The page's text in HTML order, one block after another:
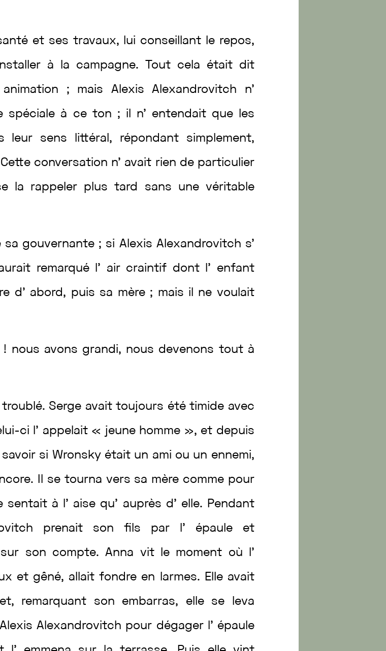
et ses travaux, lui conseillant le repos,
à la campagne. Tout cela était dit
animation ; mais AlexisAlexandrovitch n’
spéciale à ce ton ; il n’ entendait que les
leur sens littéral , répondant simplement,
Cette conversation n’ avait rien de particulier
la rappeler plustard sans une véritable
sa gouvernante ; si Alexis Alexandrovitch s’
remarqué l’ air craintif dont l’ enfant
d’ abord, puis sa mère ; mais il ne voulait
! nous avons grandi, nous devenons tout à
troublé. Serge avaittoujours ététimide avec
ci l’ appelait « jeune homme », et depuis
savoir si Wronsky était un ami ou un ennemi,
. se tourna vers sa mère comme pour
sentait à l’ aise qu’ auprès d’ elle. Pendant
prenait son fils par l’ épaule et
sur son compte.Anna vit le moment où l’
et gêné, allaitfondre en larmes. Elle avait
et, remarquant son embarras, elle se leva
AlexisAlexandrovitch pour dégager l’ épaule